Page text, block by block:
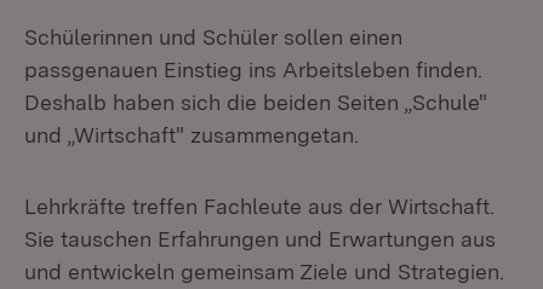
Schülerinnen und Schüler sollen einen
passgenauen Einstieg ins Arbeitsleben finden.
Deshalb haben sich die beiden Seiten „Schule"
und „Wirtschaft" zusammengetan.
Lehrkräfte treffen Fachleute aus der Wirtschaft.
Sie tauschen Erfahrungen und Erwartungen aus
und entwickeln gemeinsam Ziele und Strategien.